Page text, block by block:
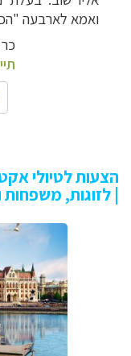
ואמא לארבעה
הצעות לטיולי
| לזוגות, משפחות